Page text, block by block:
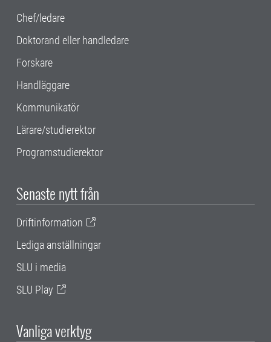
Chef/ledare
Doktorand eller handledare
Forskare
Handläggare
Kommunikatör
Lärare/studierektor
Programstudierektor
Senaste nytt från
Driftinformation
Lediga anställningar
SLU i media
SLU Play
Vanliga verktyg